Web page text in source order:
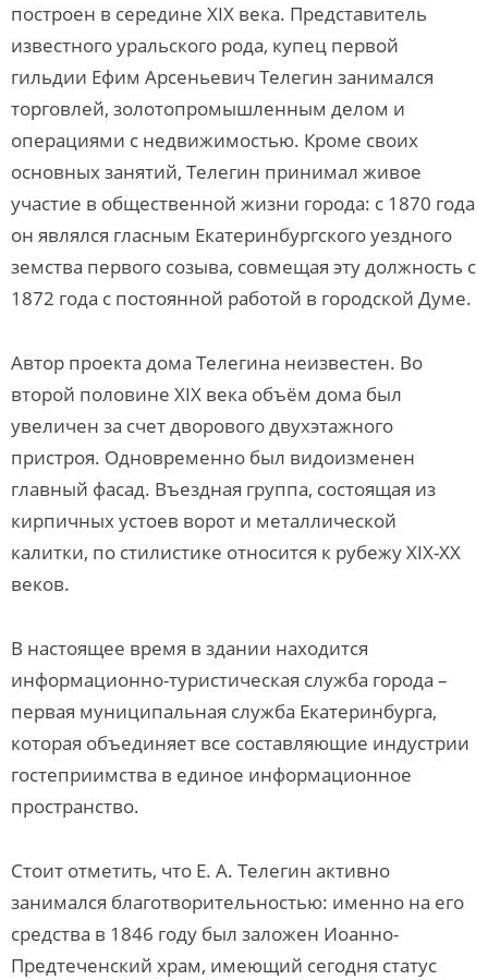
построен в середине XIX века. Представитель
известного уральского рода, купец первой
гильдии Ефим Арсеньевич Телегин занимался
торговлей, золотопромышленным делом и
операциями с недвижимостью. Кроме своих
основных занятий, Телегин принимал живое
участие в общественной жизни города: с 1870 года
он являлся гласным Екатеринбургского уездного
земства первого созыва, совмещая эту должность с
1872 года с постоянной работой в городской Думе.
Автор проекта дома Телегина неизвестен. Во
второй половине XIX века объём дома был
увеличен за счет дворового двухэтажного
пристроя. Одновременно был видоизменен
главный фасад. Въездная группа, состоящая из
кирпичных устоев ворот и металлической
калитки, по стилистике относится к рубежу ХIХ-ХХ
веков.
В настоящее время в здании находится
информационно-туристическая служба города –
первая муниципальная служба Екатеринбурга,
которая объединяет все составляющие индустрии
гостеприимства в единое информационное
пространство.
Стоит отметить, что Е. А. Телегин активно
занимался благотворительностью: именно на его
средства в 1846 году был заложен Иоанно-
Предтеченский храм, имеющий сегодня статус